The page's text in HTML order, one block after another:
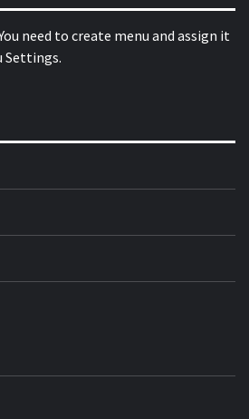
need to create menu and assign it
Settings.